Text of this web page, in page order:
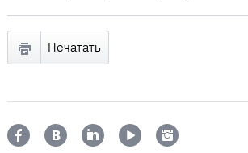
Печатать